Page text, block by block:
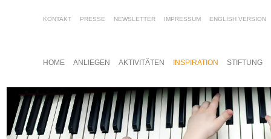
HOME ANLIEGEN AKTIVITÄTEN INSPIRATION STIFTUNG
KONTAKT PRESSE NEWSLETTER IMPRESSUM ENGLISH VERSION